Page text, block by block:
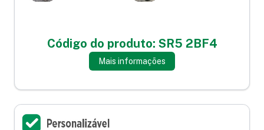
Código do produto: SR5 2BF4
Mais informações